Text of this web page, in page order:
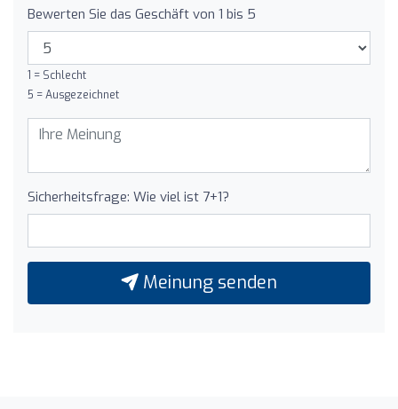
Bewerten Sie das Geschäft von 1 bis 5
1 = Schlecht
5 = Ausgezeichnet
Sicherheitsfrage: Wie viel ist 7+1?
Meinung senden